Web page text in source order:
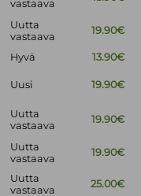
vastaava
Uutta
vastaava
19.90€
Hyvä
13.90€
Uusi 19.90€
Uutta
vastaava
19.90€
Uutta
vastaava
19.90€
Uutta
vastaava
25.00€